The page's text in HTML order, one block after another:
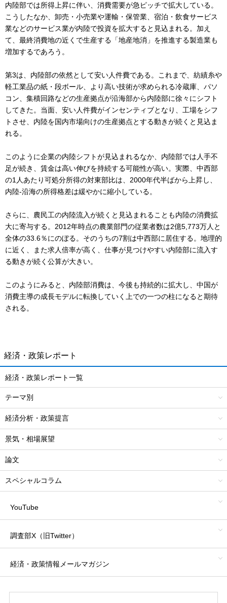
内陸部では所得上昇に伴い、消費需要が急ピッチで拡大している。
こうしたなか、卸売・小売業や運輸・保管業、宿泊・飲食サービス
業などのサービス業が内陸で投資を拡大すると見込まれる。加え
て、最終消費地の近くで生産する「地産地消」を推進する製造業も
増加するであろう。
第3は、内陸部の依然として安い人件費である。これまで、紡績糸や
軽工業品の紙・段ボール、より高い技術が求められる冷蔵庫、パソ
コン、集積回路などの生産拠点が沿海部から内陸部に徐々にシフト
してきた。当面、安い人件費がインセンティブとなり、工場をシフ
トさせ、内陸を国内市場向けの生産拠点とする動きが続くと見込ま
れる。
このように企業の内陸シフトが見込まれるなか、内陸部では人手不
足が続き、賃金は高い伸びを持続する可能性が高い。実際、中西部
の1人あたり可処分所得の対東部比は、2000年代半ばから上昇し、
内陸-沿海の所得格差は緩やかに縮小している。
さらに、農民工の内陸流入が続くと見込まれることも内陸の消費拡
大に寄与する。2012年時点の農業部門の従業者数は2億5,773万人と
全体の33.6％にのぼる。そのうちの7割は中西部に居住する。地理的
に近く、また求人倍率が高く、仕事が見つけやすい内陸部に流入す
る動きが続く公算が大きい。
このようにみると、内陸部消費は、今後も持続的に拡大し、中国が
消費主導の成長モデルに転換していく上での一つの柱になると期待
される。
経済・政策レポート
経済・政策レポート一覧
テーマ別
経済分析・政策提言
景気・相場展望
論文
スペシャルコラム
YouTube
調査部X（旧Twitter）
経済・政策情報 メールマガジン